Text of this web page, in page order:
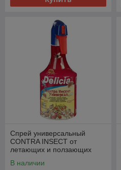
Спрей универсальный
CONTRA INSECT от
летающих и ползающих
В наличии